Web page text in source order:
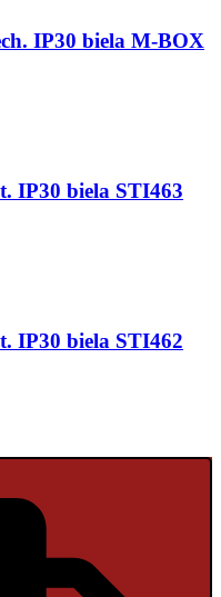
IP30 biela M-BOX
IP30 biela STI463
IP30 biela STI462